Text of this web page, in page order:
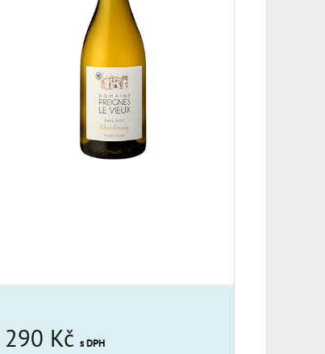
290 Kčs DPH